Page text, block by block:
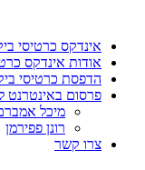
אינדקס כרטיסי
אודות אינדקס
הדפסת כרטיסי
פרסום באינטרנט
מיכל
רונן פפירמן
צרו קשר